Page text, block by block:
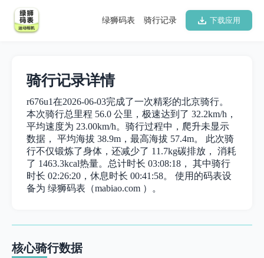
下载应用
骑行记录
绿狮码表
骑行记录详情
r676u1在2026-06-03完成了一次精彩的北京骑行。
本次骑行总里程 56.0 公里，极速达到了 32.2km/h，
平均速度为 23.00km/h。骑行过程中，爬升未显示
数据， 平均海拔 38.9m，最高海拔 57.4m。 此次骑
行不仅锻炼了身体，还减少了 11.7kg碳排放， 消耗
了 1463.3kcal热量。总计时长 03:08:18， 其中骑行
时长 02:26:20，休息时长 00:41:58。 使用的码表设
备为 绿狮码表（mabiao.com ）。
核心骑行数据